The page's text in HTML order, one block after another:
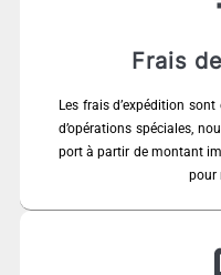
Frais
Les frais d’expédition
d’opérations spéciales,
port à partir de montant
pour